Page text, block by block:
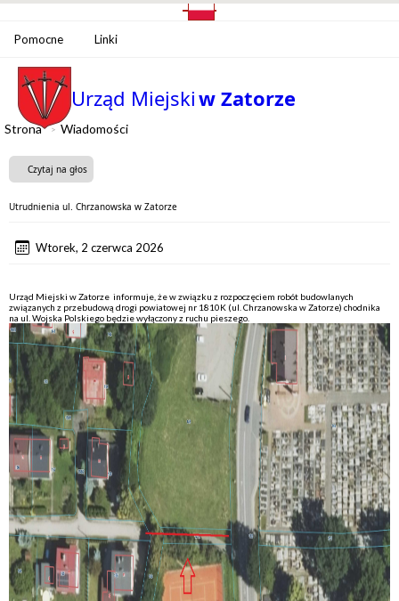
Pomocne Linki
Urząd Miejskiw Zatorze
Strona Wiadomości
Czytaj na głos
Utrudnienia ul. Chrzanowska w Zatorze
Wtorek, 2 czerwca 2026
Urząd Miejski w Zatorze informuje, że w związku z rozpoczęciem robót budowlanych
związanych z przebudową drogi powiatowej nr 1810K (ul. Chrzanowska w Zatorze) chodnika
na ul. Wojska Polskiego będzie wyłączony z ruchu pieszego.